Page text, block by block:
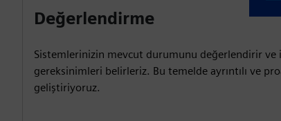
Değerlendirme
Sistemlerinizin mevcut durumunu değerlendirir ve
gereksinimleri belirleriz. Bu temelde ayrıntılı ve
geliştiriyoruz.